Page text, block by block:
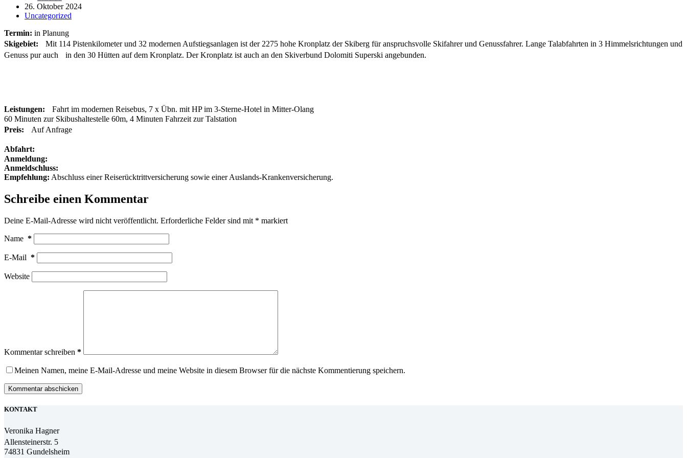
26. Oktober 2024
Uncategorized
Termin: in Planung
Skigebiet: Mit 114 Pistenkilometer und 32 modernen Aufstiegsanlagen ist der 2275 hohe Kronplatz der Skiberg für anspruchsvolle Skifahrer und Genussfahrer. Lange Talabfahrten in 3 Himmelsrichtungen und
Genuss pur auch in den 30 Hütten auf dem Kronplatz. Der Kronplatz ist auch an den Skiverbund Dolomiti Superski angebunden.
Leistungen:
Fahrt im modernen Reisebus, 7 x Übn. mit HP im 3-Sterne-Hotel in Mitter-Olang
60 Minuten zur Skibushaltestelle 60m, 4 Minuten Fahrzeit zur Talstation
Preis: Auf Anfrage
Abfahrt:
Anmeldung:
Anmeldschluss:
Empfehlung: Abschluss einer Reiserücktrittversicherung sowie einer Auslands-Krankenversicherung.
Schreibe einen Kommentar
Deine E-Mail-Adresse wird nicht veröffentlicht. Erforderliche Felder sind mit * markiert
Name *
E-Mail *
Website
Kommentar schreiben *
Meinen Namen, meine E-Mail-Adresse und meine Website in diesem Browser für die nächste Kommentierung speichern.
Kommentar abschicken
KONTAKT
Veronika Hagner
Allensteinerstr. 5
74831 Gundelsheim